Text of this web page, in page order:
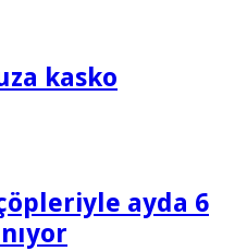
kasko
ayda 6